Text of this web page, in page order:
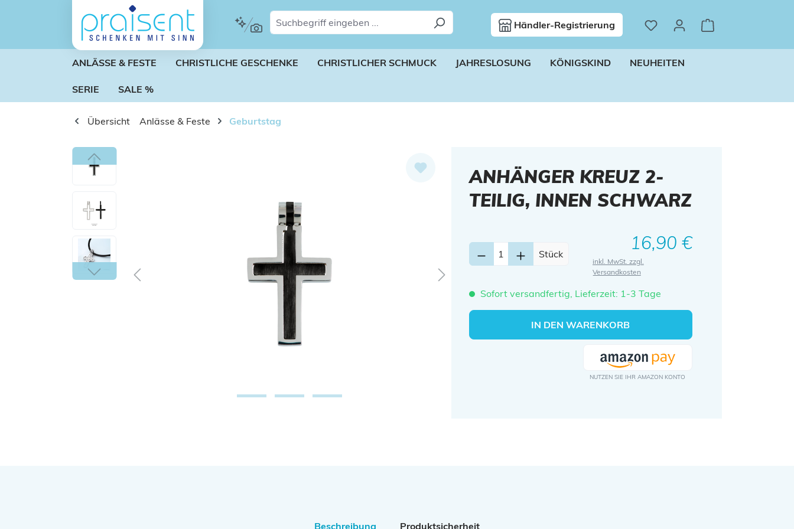
Hauptinhalt springen
Zur Suche springen
Zur Hauptnavigation springen
Händler-Registrierung
ANLÄSSE & FESTE CHRISTLICHE GESCHENKE CHRISTLICHER SCHMUCK JAHRESLOSUNG KÖNIGSKIND NEUHEITEN
SERIE SALE %
Übersicht Anlässe & Feste Geburtstag
Bildergalerie überspringen
ANHÄNGER KREUZ 2-
TEILIG, INNEN SCHWARZ
Stück
Regulärer Preis:
16,90 €
inkl. MwSt. zzgl.
Versandkosten
Sofort versandfertig, Lieferzeit: 1-3 Tage
IN DEN WARENKORB
Beschreibung Produktsicherheit